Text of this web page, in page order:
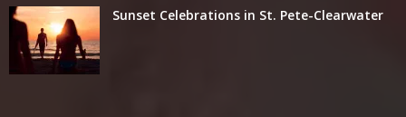
Sunset Celebrations in St. Pete-Clearwater